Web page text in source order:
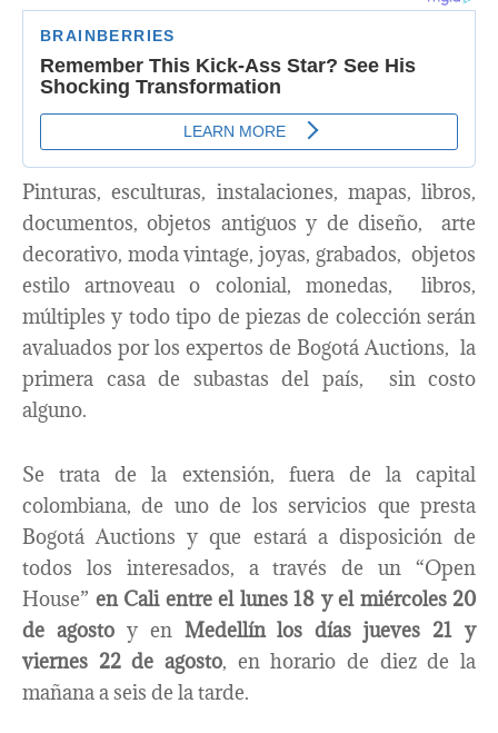
Pinturas, esculturas, instalaciones, mapas, libros,
documentos, objetos antiguos y de diseño, arte
decorativo, moda vintage, joyas, grabados, objetos
estilo artnoveau o colonial, monedas, libros,
múltiples y todo tipo de piezas de colección serán
avaluados por los expertos de Bogotá Auctions, la
primera casa de subastas del país, sin costo
alguno.
Se trata de la extensión, fuera de la capital
colombiana, de uno de los servicios que presta
Bogotá Auctions y que estará a disposición de
todos los interesados, a través de un “Open
House” en Cali entre el lunes 18 y el miércoles 20
de agostoy en Medellín los días jueves 21 y
viernes 22 de agosto, en horario de diez de la
mañana a seis de la tarde.